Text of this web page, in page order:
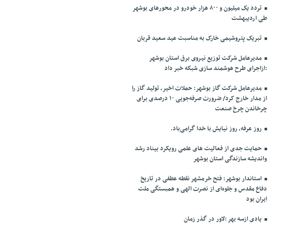
تردد یک میلیون و ۸۰۰ هزار خودرو در محور‌های بوشهر
طی اردیبهشت
تبریک پتروشیمی خارک به مناسبت عید سعید قربان
مدیرعامل شرکت توزیع نیروی برق استان بوشهر
:ازاجرای طرح هوشمند سازی شبکه خبر داد
مدیرعامل شرکت گاز بوشهر: حملات اخیر، تولید گاز را
از مدار خارج کرد/ ضرورت صرفه‌جویی ۱۰ درصدی برای
چرخاندن چرخ صنعت
روز عرفه، روز نیایش با خدا گرامی‌باد.
حمایت جدی از فعالیت های علمی رویکرد بیناد رشد
واندیشه سازندگی استان بوشهر
استاندار بوشهر: فتح خرمشهر نقطه عطفی در تاریخ
دفاع مقدس و جلوه‌ای از نصرت الهی و همبستگی ملت
ایران بود
یادی ازسه بهر :لاور در گذر زمان